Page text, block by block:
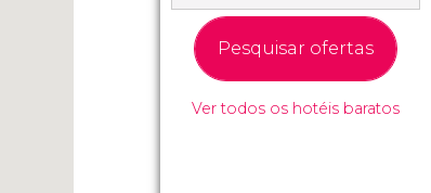
Pesquisar ofertas
Ver todos os hotéis baratos